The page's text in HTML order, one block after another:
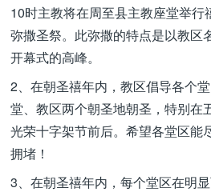
10时主教将在周至县主教座堂举
弥撒圣祭。此弥撒的特点是以教区
开幕式的高峰。
2、在朝圣禧年内，教区倡导各个
堂、教区两个朝圣地朝圣，特别在
光荣十字架节前后。希望各堂区能
拥堵！
3、在朝圣禧年内，每个堂区在明